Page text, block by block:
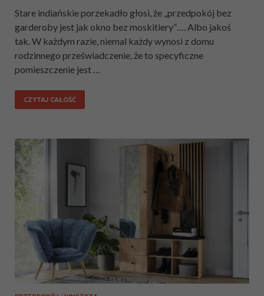
Stare indiańskie porzekadło głosi, że „przedpokój bez
garderoby jest jak okno bez moskitiery”…. Albo jakoś
tak. W każdym razie, niemal każdy wynosi z domu
rodzinnego przeświadczenie, że to specyficzne
pomieszczenie jest …
CZYTAJ CAŁOŚĆ